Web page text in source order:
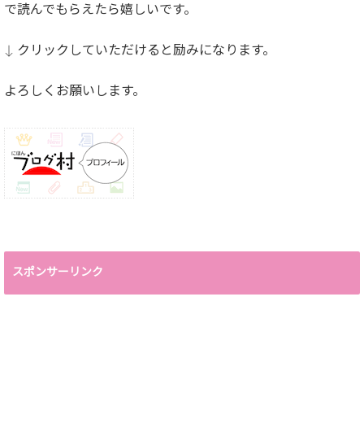
で読んでもらえたら嬉しいです。
↓ クリックしていただけると励みになります。
よろしくお願いします。
スポンサーリンク